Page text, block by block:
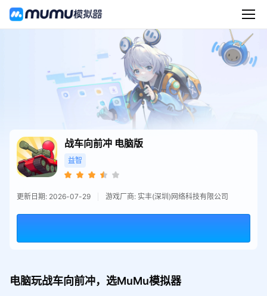
战车向前冲 电脑版
益智
更新日期: 2026-07-29 游戏厂商: 实丰(深圳)网络科技有限公司
电脑玩战车向前冲，选MuMu模拟器